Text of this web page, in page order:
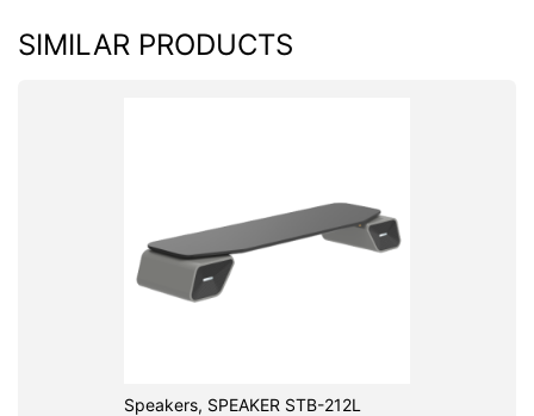
SIMILAR PRODUCTS
Speakers, SPEAKER STB-212L